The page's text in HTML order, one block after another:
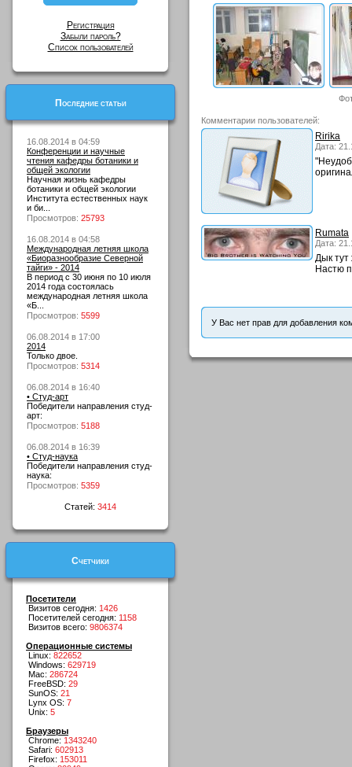
Регистрация
Забыли пароль?
Список пользователей
Последние статьи
16.08.2014 в 04:59
Конференции и научные
чтения кафедры ботаники и
общей экологии
Научная жизнь кафедры
ботаники и общей экологии
Института естественных наук
и би...
Просмотров: 25793
16.08.2014 в 04:58
Международная летняя школа
«Биоразнообразие Северной
тайги» - 2014
В период с 30 июня по 10 июля
2014 года состоялась
международная летняя школа
«Б...
Просмотров: 5599
06.08.2014 в 17:00
2014
Только двое.
Просмотров: 5314
06.08.2014 в 16:40
• Студ-арт
Победители направления студ-
арт:
Просмотров: 5188
06.08.2014 в 16:39
• Студ-наука
Победители направления студ-
наука:
Просмотров: 5359
Статей: 3414
Счетчики
Посетители
Визитов сегодня: 1426
Посетителей сегодня: 1158
Визитов всего: 9806374
Операционные системы
Linux: 822652
Windows: 629719
Mac: 286724
FreeBSD: 29
SunOS: 21
Lynx OS: 7
Unix: 5
Браузеры
Chrome: 1343240
Safari: 602913
Firefox: 153011
Комментарии пользователей:
Ririka
Дата:
Rumata
Дата:
Дык тут
Настю
У Вас нет прав для добавления